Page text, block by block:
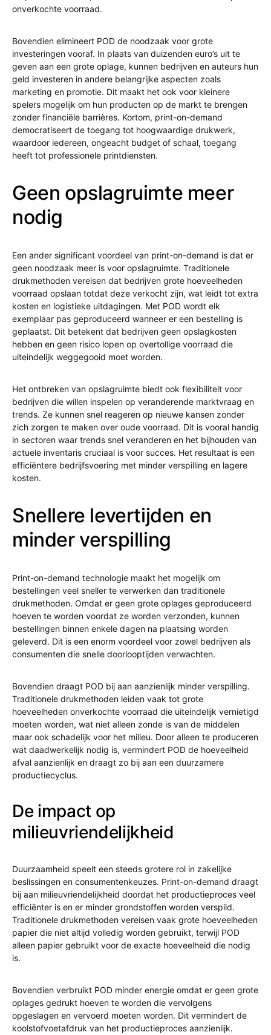
onverkochte voorraad.
Bovendien elimineert POD de noodzaak voor grote
investeringen vooraf. In plaats van duizenden euro’s uit te
geven aan een grote oplage, kunnen bedrijven en auteurs hun
geld investeren in andere belangrijke aspecten zoals
marketing en promotie. Dit maakt het ook voor kleinere
spelers mogelijk om hun producten op de markt te brengen
zonder financiële barrières. Kortom, print-on-demand
democratiseert de toegang tot hoogwaardige drukwerk,
waardoor iedereen, ongeacht budget of schaal, toegang
heeft tot professionele printdiensten.
Geen opslagruimte meer
nodig
Een ander significant voordeel van print-on-demand is dat er
geen noodzaak meer is voor opslagruimte. Traditionele
drukmethoden vereisen dat bedrijven grote hoeveelheden
voorraad opslaan totdat deze verkocht zijn, wat leidt tot extra
kosten en logistieke uitdagingen. Met POD wordt elk
exemplaar pas geproduceerd wanneer er een bestelling is
geplaatst. Dit betekent dat bedrijven geen opslagkosten
hebben en geen risico lopen op overtollige voorraad die
uiteindelijk weggegooid moet worden.
Het ontbreken van opslagruimte biedt ook flexibiliteit voor
bedrijven die willen inspelen op veranderende marktvraag en
trends. Ze kunnen snel reageren op nieuwe kansen zonder
zich zorgen te maken over oude voorraad. Dit is vooral handig
in sectoren waar trends snel veranderen en het bijhouden van
actuele inventaris cruciaal is voor succes. Het resultaat is een
efficiëntere bedrijfsvoering met minder verspilling en lagere
kosten.
Snellere levertijden en
minder verspilling
Print-on-demand technologie maakt het mogelijk om
bestellingen veel sneller te verwerken dan traditionele
drukmethoden. Omdat er geen grote oplages geproduceerd
hoeven te worden voordat ze worden verzonden, kunnen
bestellingen binnen enkele dagen na plaatsing worden
geleverd. Dit is een enorm voordeel voor zowel bedrijven als
consumenten die snelle doorlooptijden verwachten.
Bovendien draagt POD bij aan aanzienlijk minder verspilling.
Traditionele drukmethoden leiden vaak tot grote
hoeveelheden onverkochte voorraad die uiteindelijk vernietigd
moeten worden, wat niet alleen zonde is van de middelen
maar ook schadelijk voor het milieu. Door alleen te produceren
wat daadwerkelijk nodig is, vermindert POD de hoeveelheid
afval aanzienlijk en draagt zo bij aan een duurzamere
productiecyclus.
De impact op
milieuvriendelijkheid
Duurzaamheid speelt een steeds grotere rol in zakelijke
beslissingen en consumentenkeuzes. Print-on-demand draagt
bij aan milieuvriendelijkheid doordat het productieproces veel
efficiënter is en er minder grondstoffen worden verspild.
Traditionele drukmethoden vereisen vaak grote hoeveelheden
papier die niet altijd volledig worden gebruikt, terwijl POD
alleen papier gebruikt voor de exacte hoeveelheid die nodig
is.
Bovendien verbruikt POD minder energie omdat er geen grote
oplages gedrukt hoeven te worden die vervolgens
opgeslagen en vervoerd moeten worden. Dit vermindert de
koolstofvoetafdruk van het productieproces aanzienlijk.